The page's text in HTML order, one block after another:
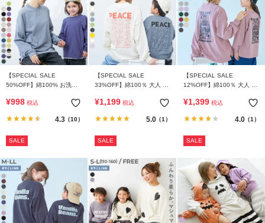
プ
デ
ビ
ロ
ッ
ク
に
つ
て
お
買
い
物
【SPECIAL SALE
50%OFF】綿100% お洗濯
ルエット 袖リブ 大人 長袖T
¥998 税込
4.3（10）
SALE
【SPECIAL SALE
33%OFF】綿100％ 大人 デ
袖Tシャツ
¥1,199 税込
5.0（1）
SALE
【SPECIAL SALE
12%OFF】綿100％ 大人 デ
袖Tシャツ
¥1,399 税込
4.0（1）
SALE